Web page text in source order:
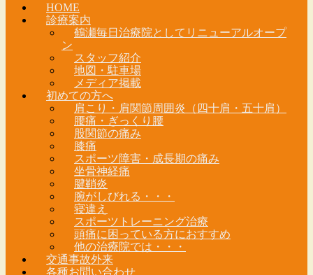
HOME
診療案内
鶴瀬毎日治療院としてリニューアルオープ
ン
スタッフ紹介
地図・駐車場
メディア掲載
初めての方へ
肩こり・肩関節周囲炎（四十肩・五十肩）
腰痛・ぎっくり腰
股関節の痛み
膝痛
スポーツ障害・成長期の痛み
坐骨神経痛
腱鞘炎
腕がしびれる・・・
寝違え
スポーツトレーニング治療
頭痛に困っている方におすすめ
他の治療院では・・・
交通事故外来
各種お問い合わせ